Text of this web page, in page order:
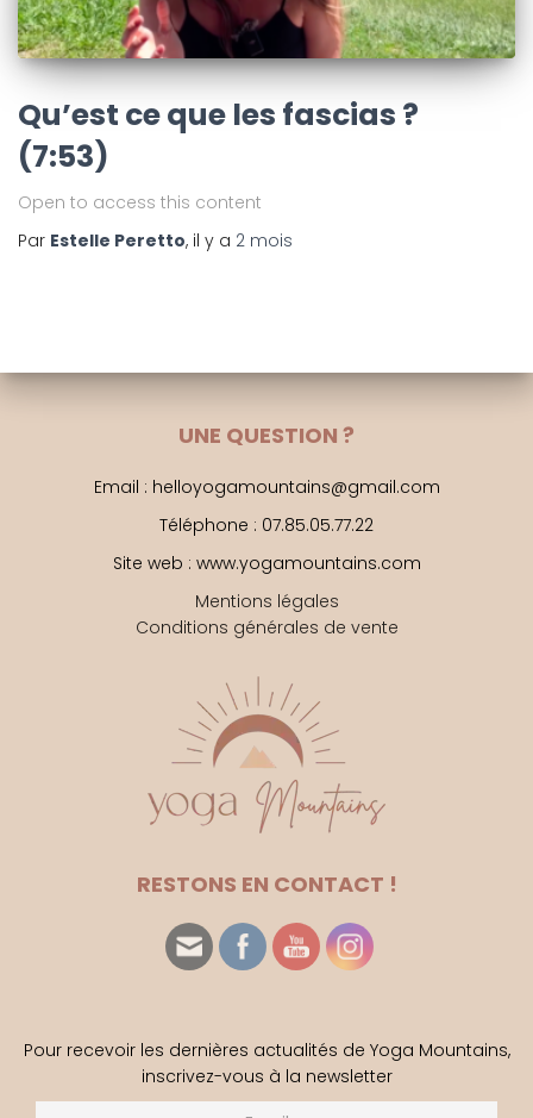
Qu’est ce que les fascias ?
(7:53)
Open to access this content
Par Estelle Peretto, il y a 2 mois
UNE QUESTION ?
Email : helloyogamountains@gmail.com
Téléphone : 07.85.05.77.22
Site web : www.yogamountains.com
Mentions légales
Conditions générales de vente
RESTONS EN CONTACT !
Pour recevoir les dernières actualités de Yoga Mountains,
inscrivez-vous à la newsletter